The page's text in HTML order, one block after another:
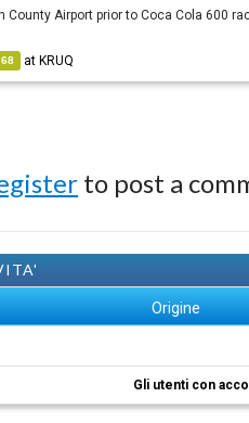
County Airport prior to Coca Cola 600
68 at KRUQ
to post a
Origine
Gli utenti con